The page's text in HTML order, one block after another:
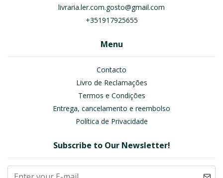
livraria.ler.com.gosto@gmail.com
+351917925655
Menu
Contacto
Livro de Reclamações
Termos e Condições
Entrega, cancelamento e reembolso
Política de Privacidade
Subscribe to Our Newsletter!